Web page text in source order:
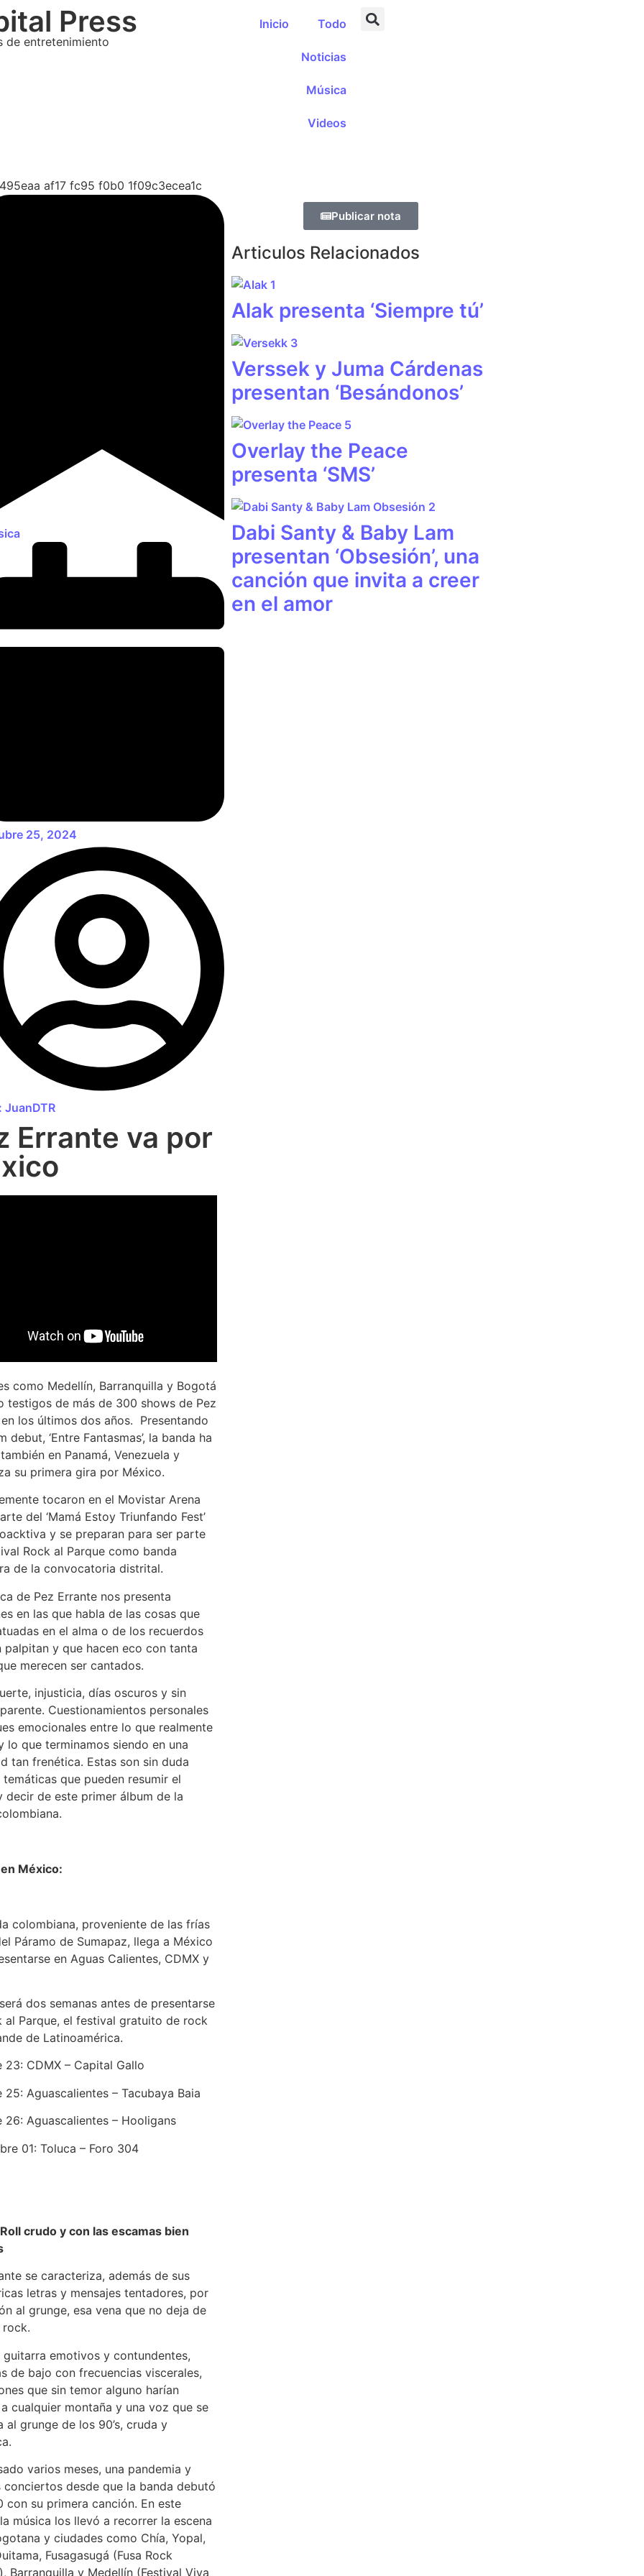
Press
de entretenimiento
Inicio Todo
Noticias
Música
Videos
25, 2024
JuanDTR
Errante va por
como Medellín, Barranquilla y Bogotá
testigos de más de 300 shows de Pez
los últimos dos años. Presentando
debut, ‘Entre Fantasmas’, la banda ha
en Panamá, Venezuela y
su primera gira por México.
tocaron en el Movistar Arena
del ‘Mamá Estoy Triunfando Fest’
y se preparan para ser parte
Rock al Parque como banda
de la convocatoria distrital.
de Pez Errante nos presenta
en las que habla de las cosas que
en el alma o de los recuerdos
palpitan y que hacen eco con tanta
merecen ser cantados.
injusticia, días oscuros y sin
Cuestionamientos personales
emocionales entre lo que realmente
lo que terminamos siendo en una
tan frenética. Estas son sin duda
temáticas que pueden resumir el
decir de este primer álbum de la
México:
colombiana, proveniente de las frías
Páramo de Sumapaz, llega a México
en Aguas Calientes, CDMX y
dos semanas antes de presentarse
al Parque, el festival gratuito de rock
de Latinoamérica.
23: CDMX – Capital Gallo
25: Aguascalientes – Tacubaya Baia
26: Aguascalientes – Hooligans
01: Toluca – Foro 304
crudo y con las escamas bien
se caracteriza, además de sus
letras y mensajes tentadores, por
al grunge, esa vena que no deja de
rock.
guitarra emotivos y contundentes,
de bajo con frecuencias viscerales,
que sin temor alguno harían
cualquier montaña y una voz que se
al grunge de los 90’s, cruda y
varios meses, una pandemia y
conciertos desde que la banda debutó
con su primera canción. En este
música los llevó a recorrer la escena
y ciudades como Chía, Yopal,
Fusagasugá (Fusa Rock
Barranquilla y Medellín (Festival Viva
Publicar nota
Articulos Relacionados
Alak presenta ‘Siempre tú’
Verssek y Juma Cárdenas
presentan ‘Besándonos’
Overlay the Peace
presenta ‘SMS’
Dabi Santy & Baby Lam
presentan ‘Obsesión’, una
canción que invita a creer
en el amor